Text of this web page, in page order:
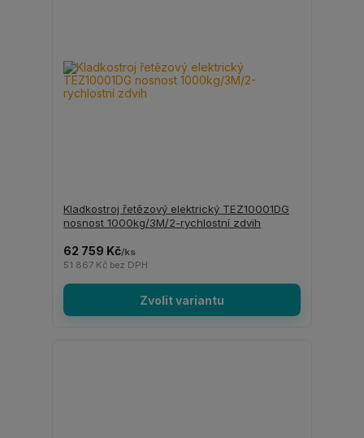
Kladkostroj řetězový elektrický TEZ10001DG
nosnost 1000kg/3M/2-rychlostní zdvih
62 759 Kč/ks
51 867 Kč bez DPH
Zvolit variantu